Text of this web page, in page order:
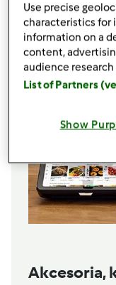
Akcesoria,
Use precise
characteristics for
information on a
content,
audience
List of Partners
Show